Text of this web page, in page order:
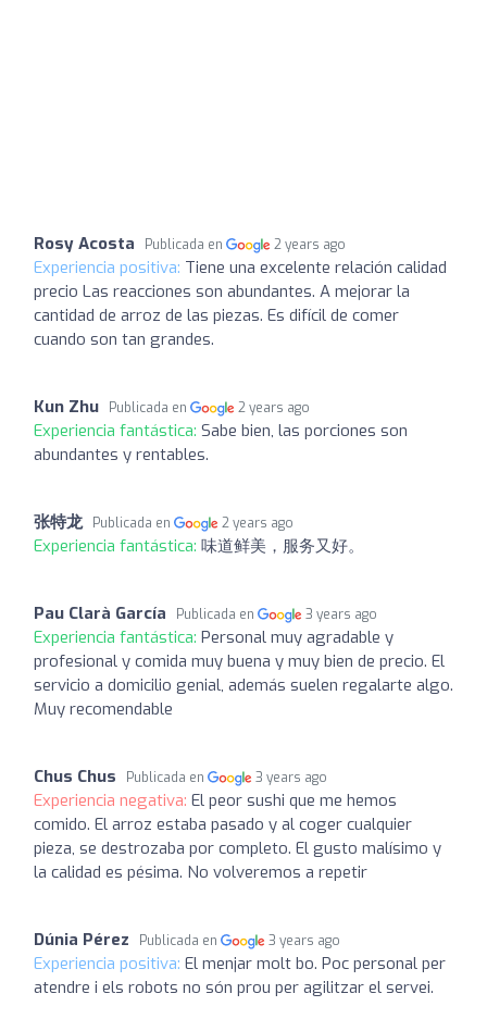
Rosy Acosta Publicada en 2 years ago
Experiencia positiva: Tiene una excelente relación calidad
precio Las reacciones son abundantes. A mejorar la
cantidad de arroz de las piezas. Es difícil de comer
cuando son tan grandes.
Kun Zhu Publicada en 2 years ago
Experiencia fantástica: Sabe bien, las porciones son
abundantes y rentables.
张特龙 Publicada en 2 years ago
Experiencia fantástica: 味道鲜美，服务又好。
Pau Clarà García Publicada en 3 years ago
Experiencia fantástica: Personal muy agradable y
profesional y comida muy buena y muy bien de precio. El
servicio a domicilio genial, además suelen regalarte algo.
Muy recomendable
Chus Chus Publicada en 3 years ago
Experiencia negativa: El peor sushi que me hemos
comido. El arroz estaba pasado y al coger cualquier
pieza, se destrozaba por completo. El gusto malísimo y
la calidad es pésima. No volveremos a repetir
Dúnia Pérez Publicada en 3 years ago
Experiencia positiva: El menjar molt bo. Poc personal per
atendre i els robots no són prou per agilitzar el servei.